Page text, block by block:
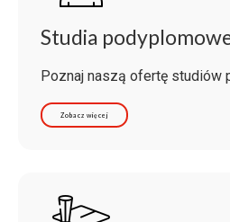
Studia
Poznaj naszą ofertę studiów
Zobacz więcej